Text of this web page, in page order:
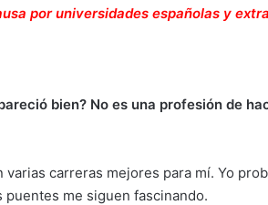
por universidades españolas y
bien? No es una profesión de
carreras mejores para mí. Yo
puentes me siguen fascinando.